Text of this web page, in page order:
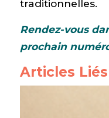
traditionnelles.
Rendez-vous
prochain
Articles Liés